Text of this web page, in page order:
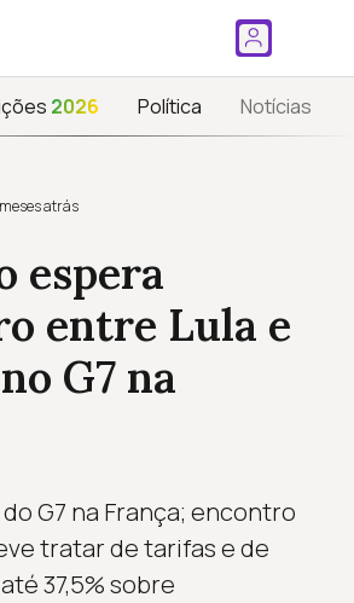
2026 Política Notícias
atrás
espera
entre Lula e
G7 na
G7 na França; encontro
tratar de tarifas e de
37,5% sobre